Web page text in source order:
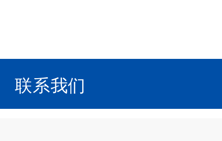
联系我们